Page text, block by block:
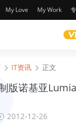
My Love My Work
IT资讯 正文
版诺基亚
2012-12-26